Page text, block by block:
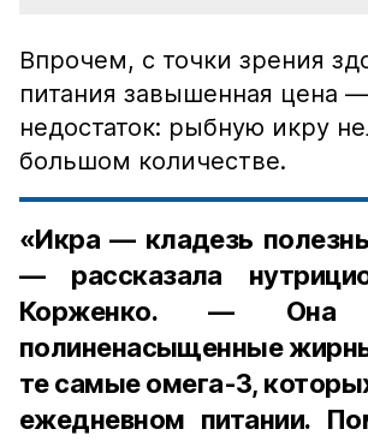
Впрочем, с точки зрения
питания завышенная цена
недостаток: рыбную икру
большом количестве.
«Икра — кладезь
— рассказала
Корженко. — Она
полиненасыщенные
те самые омега-3,
ежедневном питании.